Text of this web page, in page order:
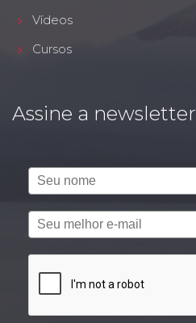
Vídeos
Cursos
Assine a newsletter